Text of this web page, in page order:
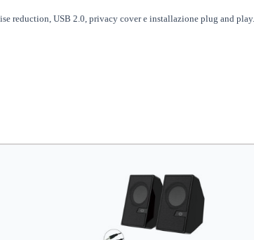
reduction, USB 2.0, privacy cover e installazione plug and play.